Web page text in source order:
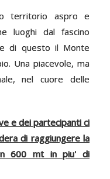
territorio aspro e
luoghi dal fascino
di questo il Monte
Una piacevole, ma
nel cuore delle
e dei partecipanti ci
di raggiungere la
600 mt in piu' di